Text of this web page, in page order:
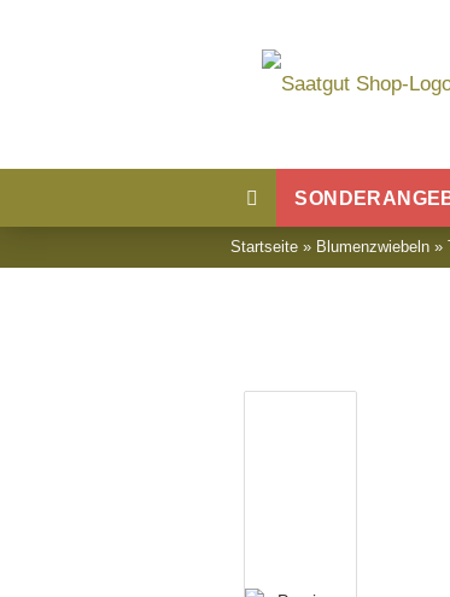
Blumensaatgut
Startseite » Blumenzwiebeln »